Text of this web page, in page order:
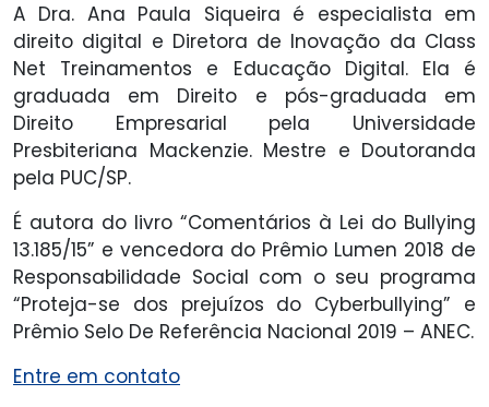
A Dra. Ana Paula Siqueira é especialista em
direito digital e Diretora de Inovação da Class
Net Treinamentos e Educação Digital. Ela é
graduada em Direito e pós-graduada em
Direito Empresarial pela Universidade
Presbiteriana Mackenzie. Mestre e Doutoranda
pela PUC/SP.
É autora do livro “Comentários à Lei do Bullying
13.185/15” e vencedora do Prêmio Lumen 2018 de
Responsabilidade Social com o seu programa
“Proteja-se dos prejuízos do Cyberbullying” e
Prêmio Selo De Referência Nacional 2019 – ANEC.
Entre em contato